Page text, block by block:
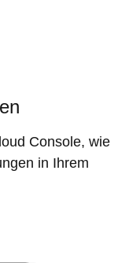
Console, wie
in Ihrem